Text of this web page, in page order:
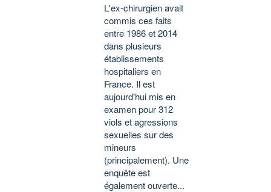
L'ex-chirurgien avait
commis ces faits
entre 1986 et 2014
dans plusieurs
établissements
hospitaliers en
France. Il est
aujourd'hui mis en
examen pour 312
viols et agressions
sexuelles sur des
mineurs
(principalement). Une
enquête est
également ouverte...